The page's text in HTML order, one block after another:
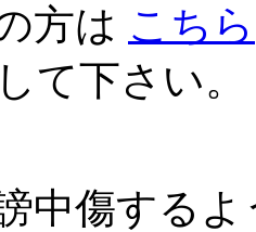
方は こちら
て下さい。
中傷するよ